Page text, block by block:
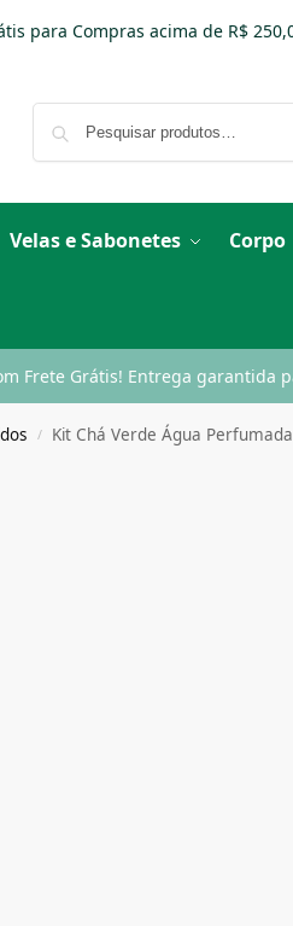
para Compras acima de R$
Velas e Sabonetes Corpo
Frete Grátis! Entrega garantida
/ Kit Chá Verde Água